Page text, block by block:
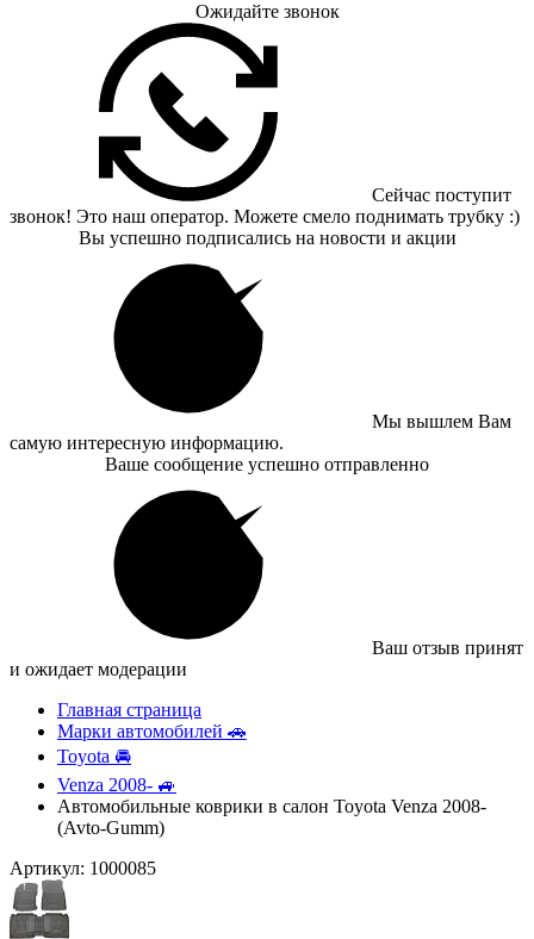
Ожидайте звонок
Сейчас поступит
звонок! Это наш оператор. Можете смело поднимать трубку :)
Вы успешно подписались на новости и акции
Мы вышлем Вам
самую интересную информацию.
Ваше сообщение успешно отправленно
Ваш отзыв принят
и ожидает модерации
Главная страница
Марки автомобилей 🚗
Toyota 🚘
Venza 2008- 🚙
Автомобильные коврики в салон Toyota Venza 2008-
(Avto-Gumm)
Артикул: 1000085